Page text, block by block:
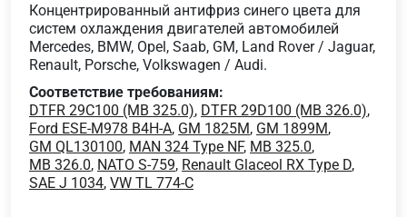
Концентрированный антифриз синего цвета для
систем охлаждения двигателей автомобилей
Mercedes, BMW, Opel, Saab, GM, Land Rover / Jaguar,
Renault, Porsche, Volkswagen / Audi.
Соответствие требованиям:
DTFR 29C100 (MB 325.0), DTFR 29D100 (MB 326.0),
Ford ESE-M978 B4H-A, GM 1825M, GM 1899M,
GM QL130100, MAN 324 Type NF, MB 325.0,
MB 326.0, NATO S-759, Renault Glaceol RX Type D,
SAE J 1034, VW TL 774-C